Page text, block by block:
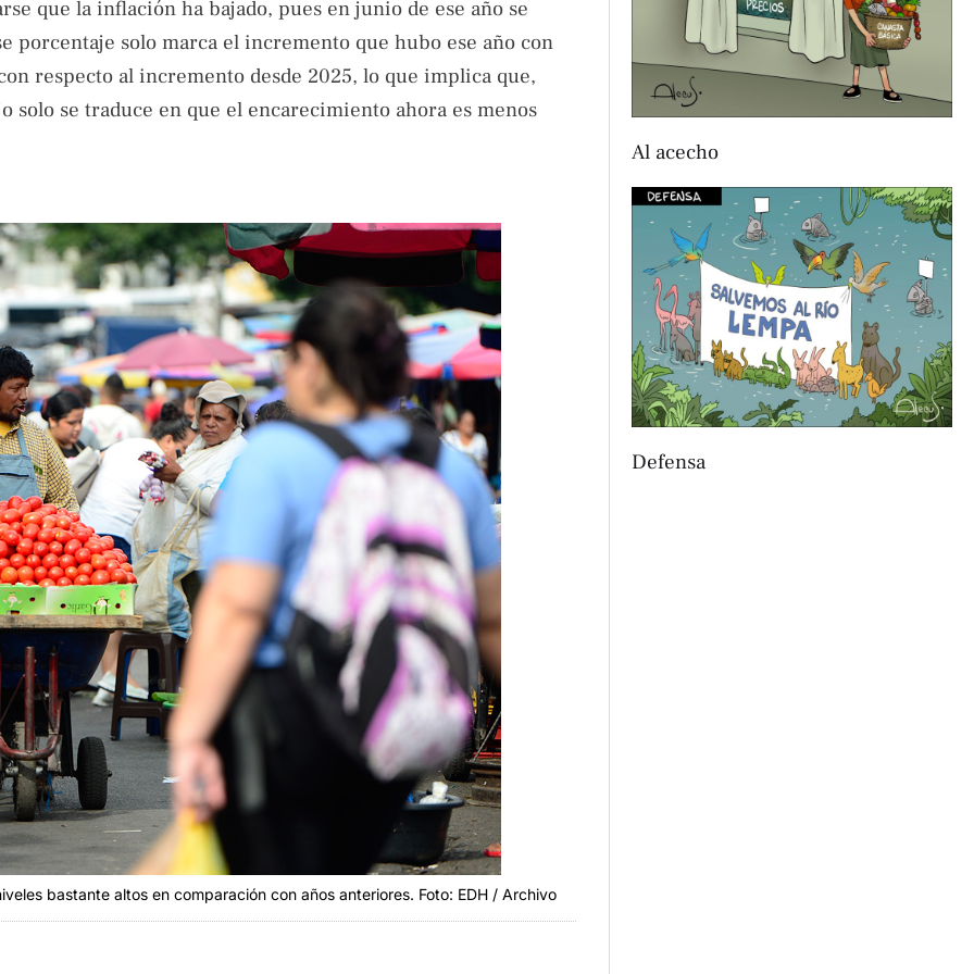
que la inflación ha bajado, pues en junio de ese año se
porcentaje solo marca el incremento que hubo ese año con
respecto al incremento desde 2025, lo que implica que,
solo se traduce en que el encarecimiento ahora es menos
bastante altos en comparación con años anteriores. Foto: EDH / Archivo
Al acecho
Defensa